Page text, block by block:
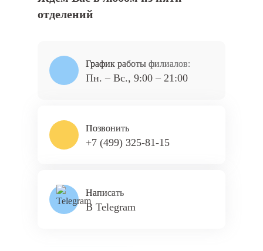
отделений
График работы филиалов:
Пн. – Вс., 9:00 – 21:00
Позвонить
+7 (499) 325-81-15
Написать
В Telegram